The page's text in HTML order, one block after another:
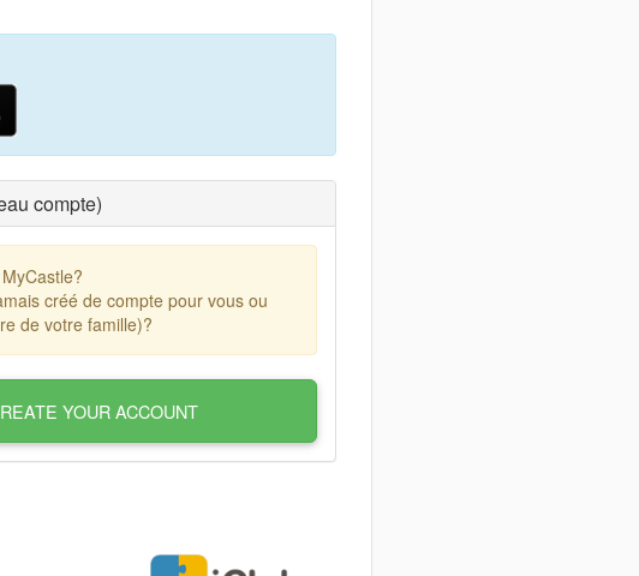
compte)
créé de compte pour vous ou
de votre famille)?
YOUR ACCOUNT